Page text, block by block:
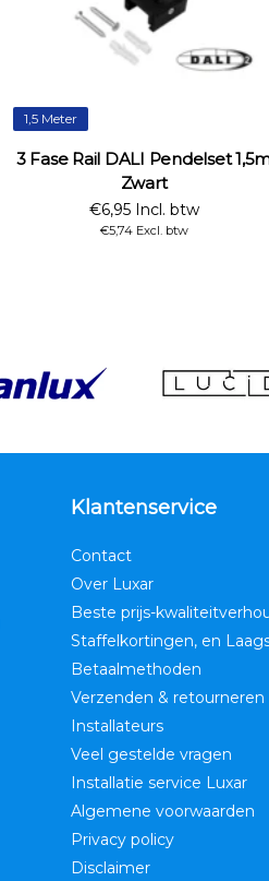
1,5 Meter
3 Fase Rail DALI Pendelset
Zwart
€6,95 Incl. btw
€5,74 Excl. btw
Klantenservice
Contact
Over Luxar
Beste prijs-
Staffelkortingen, en
Betaalmethoden
Verzenden & retourneren
Installateurs
Veel gestelde vragen
Installatie service Luxar
Algemene voorwaarden
Privacy policy
Disclaimer